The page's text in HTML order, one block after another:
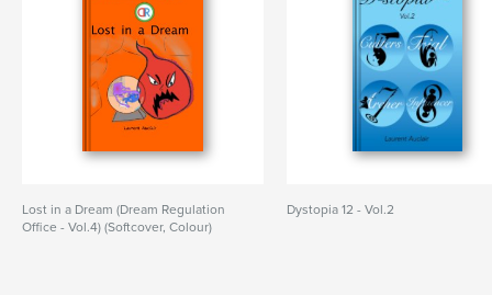
Lost in a Dream (Dream Regulation
Office - Vol.4) (Softcover, Colour)
Dystopia 12 - Vol.2